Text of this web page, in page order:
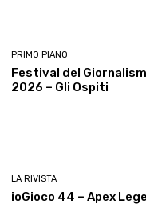
PRIMO PIANO
Festival del
2026 – Gli Ospiti
LA RIVISTA
ioGioco 44 – Apex